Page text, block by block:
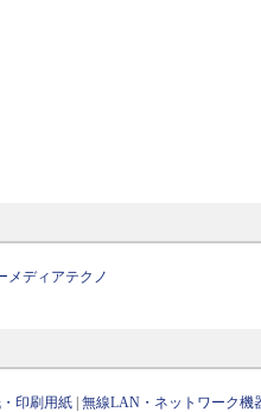
メディアテクノ
印刷用紙 |無線LAN・ネットワーク機